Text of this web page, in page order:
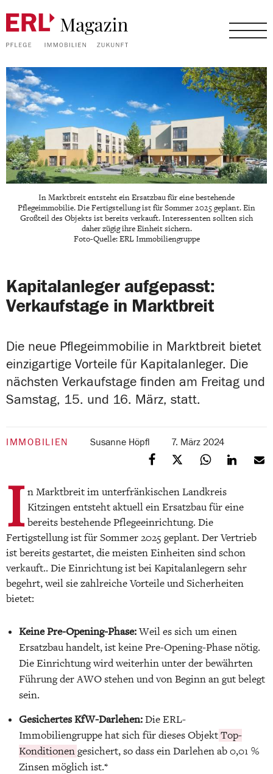
In Marktbreit entsteht ein Ersatzbau für eine bestehende
Pflegeimmobilie. Die Fertigstellung ist für Sommer 2025 geplant. Ein
Großteil des Objekts ist bereits verkauft. Interessenten sollten sich
daher zügig ihre Einheit sichern.
Foto-Quelle: ERL Immobiliengruppe
Kapitalanleger aufgepasst:
Verkaufstage in Marktbreit
Die neue Pflegeimmobilie in Marktbreit bietet
einzigartige Vorteile für Kapitalanleger. Die
nächsten Verkaufstage finden am Freitag und
Samstag, 15. und 16. März, statt.
IMMOBILIEN Susanne Höpfl 7. März 2024
I n Marktbreit im unterfränkischen Landkreis
Kitzingen entsteht aktuell ein Ersatzbau für eine
bereits bestehende Pflegeeinrichtung. Die
Fertigstellung ist für Sommer 2025 geplant. Der Vertrieb
ist bereits gestartet, die meisten Einheiten sind schon
verkauft.. Die Einrichtung ist bei Kapitalanlegern sehr
begehrt, weil sie zahlreiche Vorteile und Sicherheiten
bietet:
Keine Pre-Opening-Phase:Weil es sich um einen
Ersatzbau handelt, ist keine Pre-Opening-Phase nötig.
Die Einrichtung wird weiterhin unter der bewährten
Führung der AWO stehen und von Beginn an gut belegt
sein.
Gesichertes KfW-Darlehen:Die ERL-
Immobiliengruppe hat sich für dieses ObjektTop-
Konditionengesichert, so dass ein Darlehen ab 0,01 %
Zinsen möglich ist.*